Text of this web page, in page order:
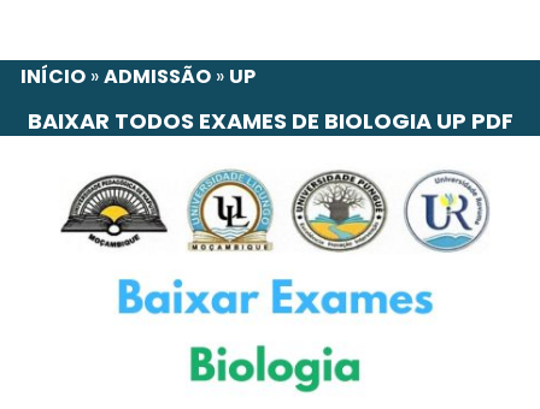
INÍCIO »ADMISSÃO » UP
BAIXAR TODOS EXAMES DE BIOLOGIA UP PDF